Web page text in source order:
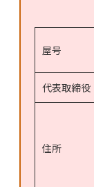
屋号
代表取締役
住所